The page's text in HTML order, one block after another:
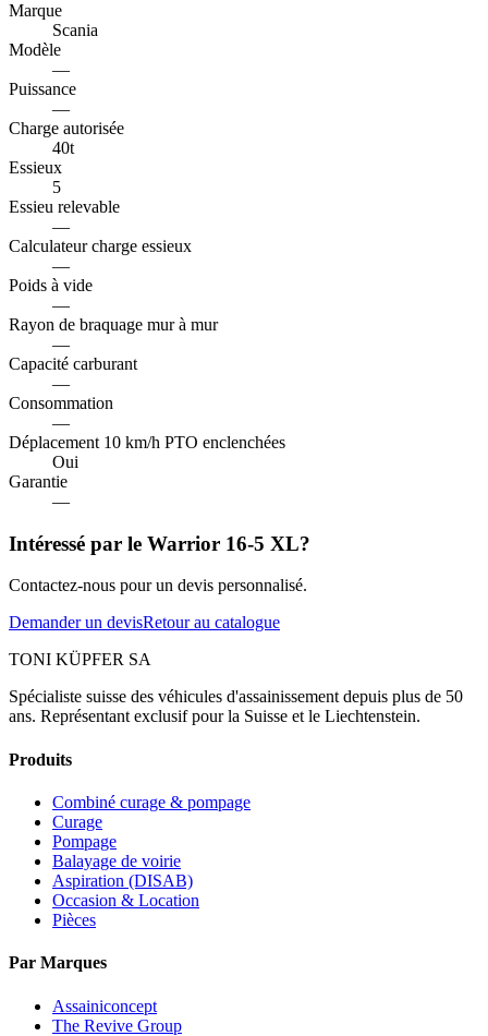
Marque
Scania
Modèle
—
Puissance
—
Charge autorisée
40t
Essieux
5
Essieu relevable
—
Calculateur charge essieux
—
Poids à vide
—
Rayon de braquage mur à mur
—
Capacité carburant
—
Consommation
—
Déplacement 10 km/h PTO enclenchées
Oui
Garantie
—
Intéressé par le Warrior 16-5 XL?
Contactez-nous pour un devis personnalisé.
Demander un devisRetour au catalogue
TONI KÜPFER SA
Spécialiste suisse des véhicules d'assainissement depuis plus de 50
ans. Représentant exclusif pour la Suisse et le Liechtenstein.
Produits
Combiné curage & pompage
Curage
Pompage
Balayage de voirie
Aspiration (DISAB)
Occasion & Location
Pièces
Par Marques
Assainiconcept
The Revive Group